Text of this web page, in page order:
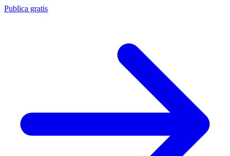
Publica gratis